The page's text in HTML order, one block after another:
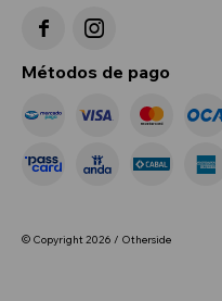
 
Métodos de pago
© Copyright 2026 / Otherside